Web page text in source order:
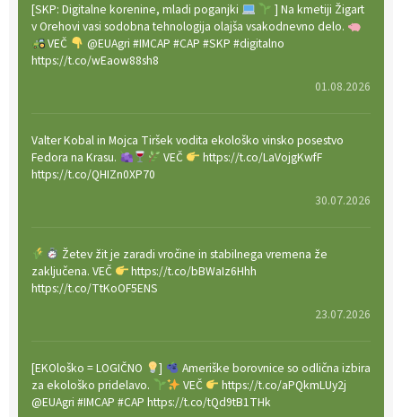
[SKP: Digitalne korenine, mladi poganjki
] Na kmetiji Žigart
v Orehovi vasi sodobna tehnologija olajša vsakodnevno delo.
VEČ
@EUAgri #IMCAP #CAP #SKP #digitalno
https://t.co/wEaow88sh8
01.08.2026
Valter Kobal in Mojca Tiršek vodita ekološko vinsko posestvo
Fedora na Krasu.
VEČ
https://t.co/LaVojgKwfF
https://t.co/QHIZn0XP70
30.07.2026
Žetev žit je zaradi vročine in stabilnega vremena že
zaključena. VEČ
https://t.co/bBWaIz6Hhh
https://t.co/TtKoOF5ENS
23.07.2026
[EKOloško = LOGIČNO ]
Ameriške borovnice so odlična izbira
za ekološko pridelavo.
VEČ
https://t.co/aPQkmLUy2j
@EUAgri #IMCAP #CAP https://t.co/tQd9tB1THk